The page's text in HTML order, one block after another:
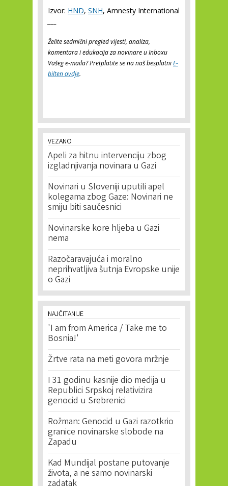
Izvor: HND, SNH, Amnesty International
Želite sedmični pregled vijesti, analiza,
komentara i edukacija za novinare u Inboxu
Vašeg e-maila? Pretplatite se na naš besplatniE-
bilten ovdje.
VEZANO
Apeli za hitnu intervenciju zbog
izgladnjivanja novinara u Gazi
Novinari u Sloveniji uputili apel
kolegama zbog Gaze: Novinari ne
smiju biti saučesnici
Novinarske kore hljeba u Gazi
nema
Razočaravajuća i moralno
neprihvatljiva šutnja Evropske unije
o Gazi
NAJČITANIJE
'I am from America / Take me to
Bosnia!'
Žrtve rata na meti govora mržnje
I 31 godinu kasnije dio medija u
Republici Srpskoj relativizira
genocid u Srebrenici
Rožman: Genocid u Gazi razotkrio
granice novinarske slobode na
Zapadu
Kad Mundijal postane putovanje
života, a ne samo novinarski